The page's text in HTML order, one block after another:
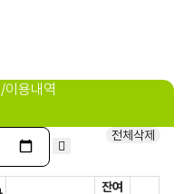
이용내역
전체삭제
잔여